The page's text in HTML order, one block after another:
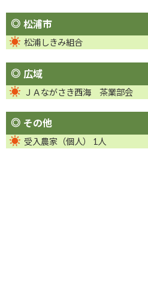
松浦市
松浦しきみ組合
広域
ＪＡながさき西海 茶業部会
その他
受入農家（個人） 1人